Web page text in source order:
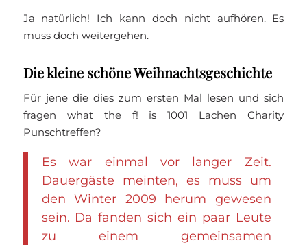
Ja natürlich! Ich kann doch nicht aufhören. Es
muss doch weitergehen.
Die kleine schöne Weihnachtsgeschichte
Für jene die dies zum ersten Mal lesen und sich
fragen what the f! is 1001 Lachen Charity
Punschtreffen?
Es war einmal vor langer Zeit.
Dauergäste meinten, es muss um
den Winter 2009 herum gewesen
sein. Da fanden sich ein paar Leute
zu einem gemeinsamen